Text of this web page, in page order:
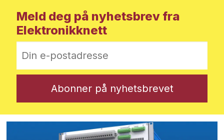
Meld deg på nyhetsbrev fra
Elektronikknett